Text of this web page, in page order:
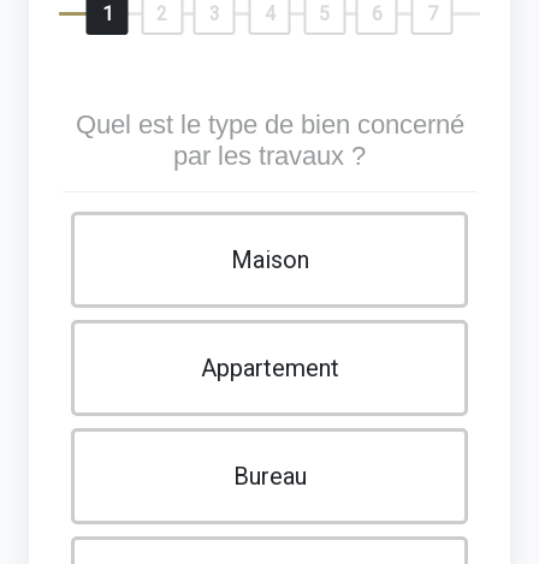
1 2 3 4 5 6 7
Quel est le type de bien concerné
par les travaux ?
Maison
Appartement
Bureau